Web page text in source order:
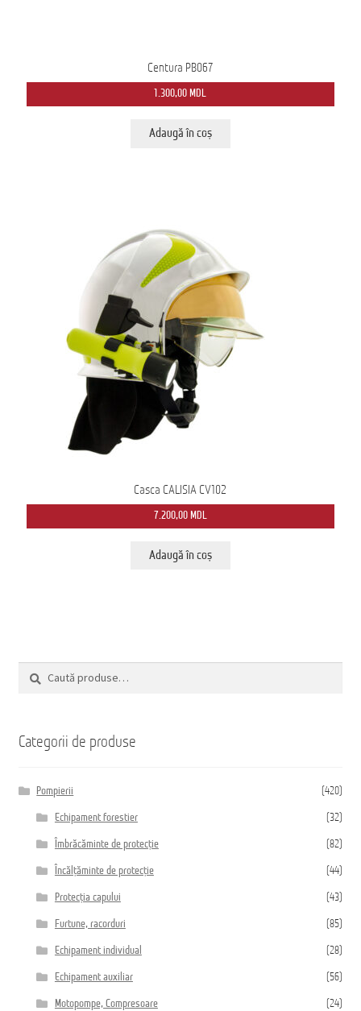
Centura PB067
1.300,00 MDL
Adaugă în coș
Casca CALISIA CV102
7.200,00 MDL
Adaugă în coș
Caută
după:
Caută
Categorii de produse
Pompierii (420)
Echipament forestier (32)
Îmbrăcăminte de protecție (82)
Încălțăminte de protecție (44)
Protecția capului (43)
Furtune, racorduri (85)
Echipament individual (28)
Echipament auxiliar (56)
Motopompe, Compresoare (24)